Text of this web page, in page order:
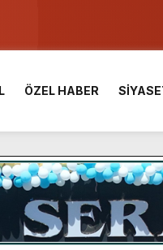
ilerliyor.
Aileleriyle Bir
hayırlı
Buluştu.
ÖZEL HABER